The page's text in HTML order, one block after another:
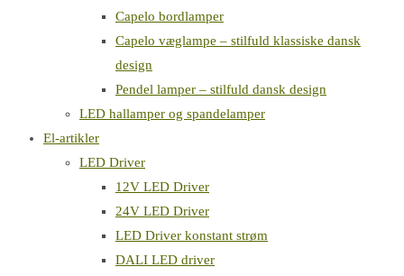
Capelo bordlamper
Capelo væglampe – stilfuld klassiske dansk
design
Pendel lamper – stilfuld dansk design
LED hallamper og spandelamper
El-artikler
LED Driver
12V LED Driver
24V LED Driver
LED Driver konstant strøm
DALI LED driver